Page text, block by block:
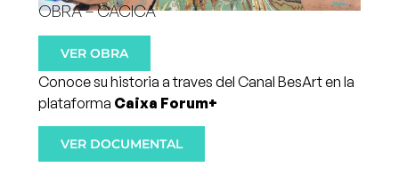
OBRA – CACICA
VER OBRA
Conoce su historia a traves del Canal BesArt en la
plataforma Caixa Forum+
VER DOCUMENTAL